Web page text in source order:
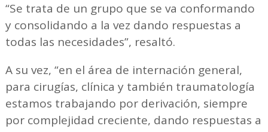
“Se trata de un grupo que se va conformando
y consolidando a la vez dando respuestas a
todas las necesidades”, resaltó.
A su vez, “en el área de internación general,
para cirugías, clínica y también traumatología
estamos trabajando por derivación, siempre
por complejidad creciente, dando respuestas a